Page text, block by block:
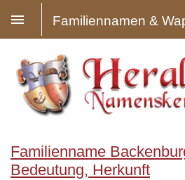
Familienname
Bedeutung, Herkunft